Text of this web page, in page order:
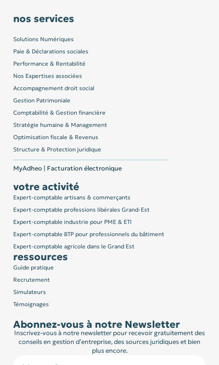
nos services
Solutions Numériques
Paie & Déclarations sociales
Performance & Rentabilité
Nos Expertises associées
Accompagnement droit social
Gestion Patrimoniale
Comptabilité & Gestion financière
Stratégie humaine & Management
Optimisation fiscale & Revenus
Structure & Protection juridique
MyAdheo | Facturation électronique
votre activité
Expert-comptable artisans & commerçants
Expert-comptable professions libérales Grand-Est
Expert-comptable industrie pour PME & ETI
Expert-comptable BTP pour professionnels du bâtiment
Expert-comptable agricole dans le Grand Est
ressources
Guide pratique
Recrutement
Simulateurs
Témoignages
Abonnez-vous à notre Newsletter
Inscrivez-vous à notre newsletter pour recevoir gratuitement des
conseils en gestion d’entreprise, des sources juridiques et bien
plus encore.